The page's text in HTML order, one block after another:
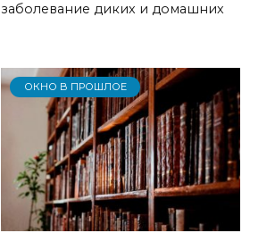
заболевание диких и домашних
ОКНО В ПРОШЛОЕ